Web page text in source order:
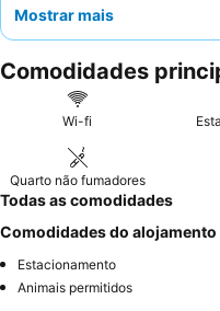
elogios pela sua
local, explore osdois
proximidades para opções
Mostrar mais
Comodidades
Wi-fi
Quarto não fumadores
Todas as comodidades
Comodidades do alojamento
Estacionamento
Animais permitidos